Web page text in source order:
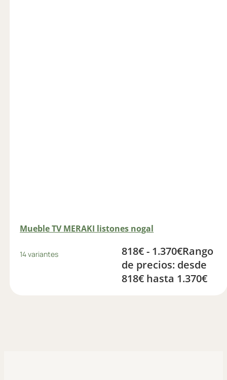
Mueble TV MERAKI listones nogal
14 variantes 818€- 1.370€Rango
de precios: desde
818€ hasta 1.370€